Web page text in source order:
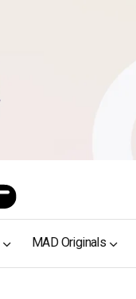
MAD Originals